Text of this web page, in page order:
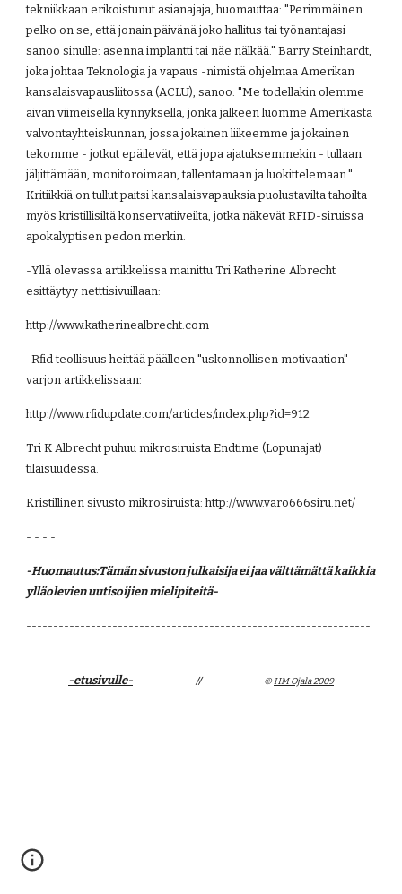
tekniikkaan erikoistunut asianajaja, huomauttaa: "Perimmäinen
pelko on se, että jonain päivänä joko hallitus tai työnantajasi
sanoo sinulle: asenna implantti tai näe nälkää." Barry Steinhardt,
joka johtaa Teknologia ja vapaus -nimistä ohjelmaa Amerikan
kansalaisvapausliitossa (ACLU), sanoo: "Me todellakin olemme
aivan viimeisellä kynnyksellä, jonka jälkeen luomme Amerikasta
valvontayhteiskunnan, jossa jokainen liikeemme ja jokainen
tekomme - jotkut epäilevät, että jopa ajatuksemmekin - tullaan
jäljittämään, monitoroimaan, tallentamaan ja luokittelemaan."
Kritiikkiä on tullut paitsi kansalaisvapauksia puolustavilta tahoilta
myös kristillisiltä konservatiiveilta, jotka näkevät RFID-siruissa
apokalyptisen pedon merkin.
-Yllä olevassa artikkelissa mainittu Tri Katherine Albrecht
esittäytyy netttisivuillaan:
http://www.katherinealbrecht.com
-Rfid teollisuus heittää päälleen "uskonnollisen motivaation"
varjon artikkelissaan:
http://www.rfidupdate.com/articles/index.php?id=912
Tri K Albrecht puhuu mikrosiruista Endtime (Lopunajat)
tilaisuudessa.
Kristillinen sivusto mikrosiruista: http://www.varo666siru.net/
- - - -
-Huomautus:Tämän sivuston julkaisija ei jaa välttämättä kaikkia
ylläolevien uutisoijien mielipiteitä-
----------------------------------------------------------------
----------------------------
-etusivulle-
                                   //
©HM Ojala 2009